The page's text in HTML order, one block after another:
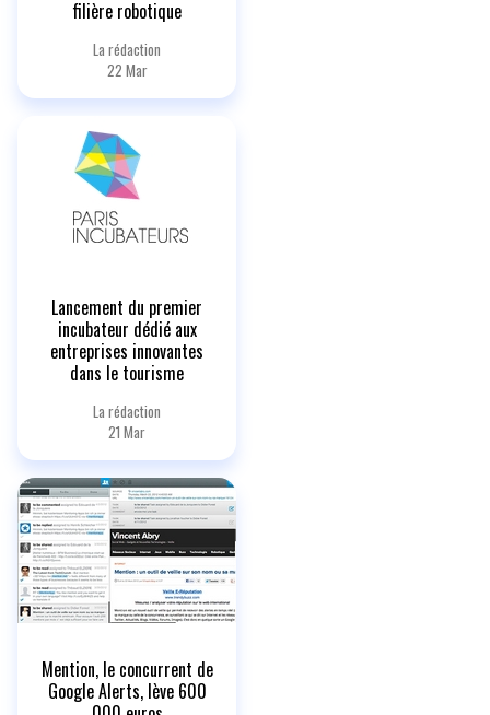
filière robotique
La rédaction
22 Mar
Lancement du premier
incubateur dédié aux
entreprises innovantes
dans le tourisme
La rédaction
21 Mar
Mention, le concurrent de
Google Alerts, lève 600